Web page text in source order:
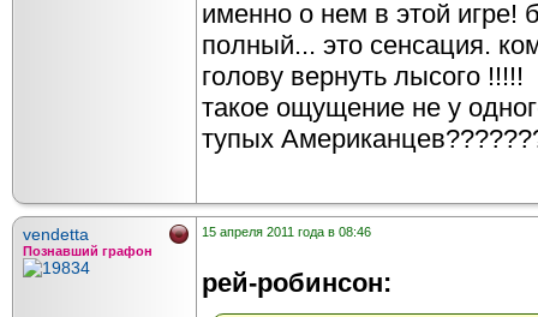
именно о нем в этой игре!
полный... это сенсация.
голову вернуть лысого !!!!!
такое ощущение не у
тупых
vendetta
Познавший графон
15 апреля 2011 года в 08:46
рей-робинсон: